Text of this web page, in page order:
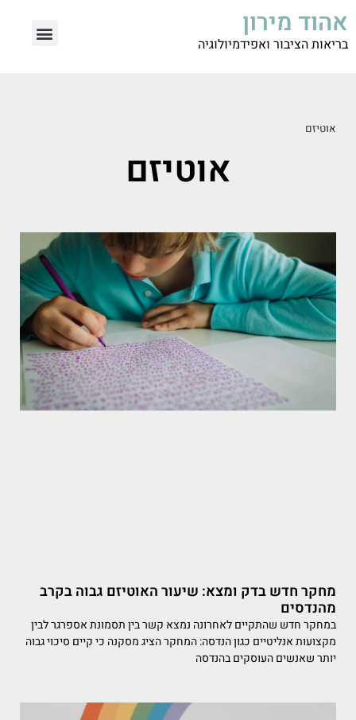
אהוד מירון
בריאות הציבור ואפידמיולוגיה
אוטיזם
אוטיזם
מחקר חדש בדק ומצא: שיעור האוטיזם גבוה בקרב
מהנדסים
במחקר חדש שהתקיים לאחרונה נמצא קשר בין תסמונת אספרגר לבין
מקצועות אנליטיים כגון הנדסה: המחקר הציג מסקנה כי קיים סיכוי גבוה
יותר שאנשים העוסקים בהנדסה